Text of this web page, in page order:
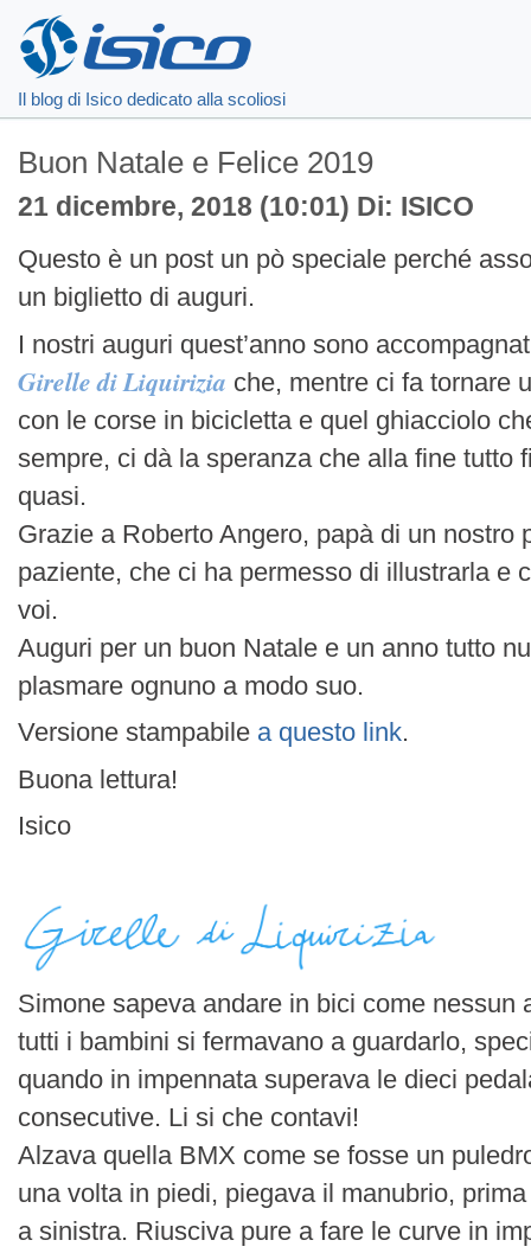
Il blog di Isico dedicato alla scoliosi
Buon Natale e Felice 2019
21 dicembre, 2018 (10:01) Di: ISICO
Questo è un post un pò speciale perché
un biglietto di auguri.
I nostri auguri quest’anno sono
Girelle di Liquirizia che, mentre ci fa tornare
con le corse in bicicletta e quel ghiacciolo
sempre, ci dà la speranza che alla fine tutto
quasi.
Grazie a Roberto Angero, papà di un nostro
paziente, che ci ha permesso di illustrarla e
voi.
Auguri per un buon Natale e un anno tutto
plasmare ognuno a modo suo.
Versione stampabile a questo link.
Buona lettura!
Isico
Simone sapeva andare in bici come nessun
tutti i bambini si fermavano a guardarlo,
quando in impennata superava le dieci
consecutive. Li si che contavi!
Alzava quella BMX come se fosse un
una volta in piedi, piegava il manubrio,
a sinistra. Riusciva pure a fare le curve in